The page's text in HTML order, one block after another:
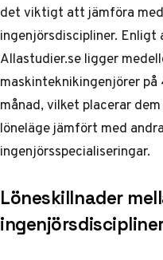
det viktigt att jämföra
ingenjörsdiscipliner.
Allastudier.seligger
maskinteknikingenjörer
månad, vilket placerar
löneläge jämfört med andra
ingenjörsspecialiseringar.
Löneskillnader